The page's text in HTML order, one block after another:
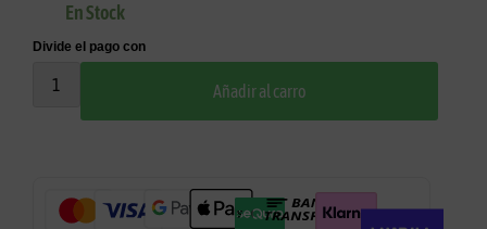
En Stock
Añadir al carro